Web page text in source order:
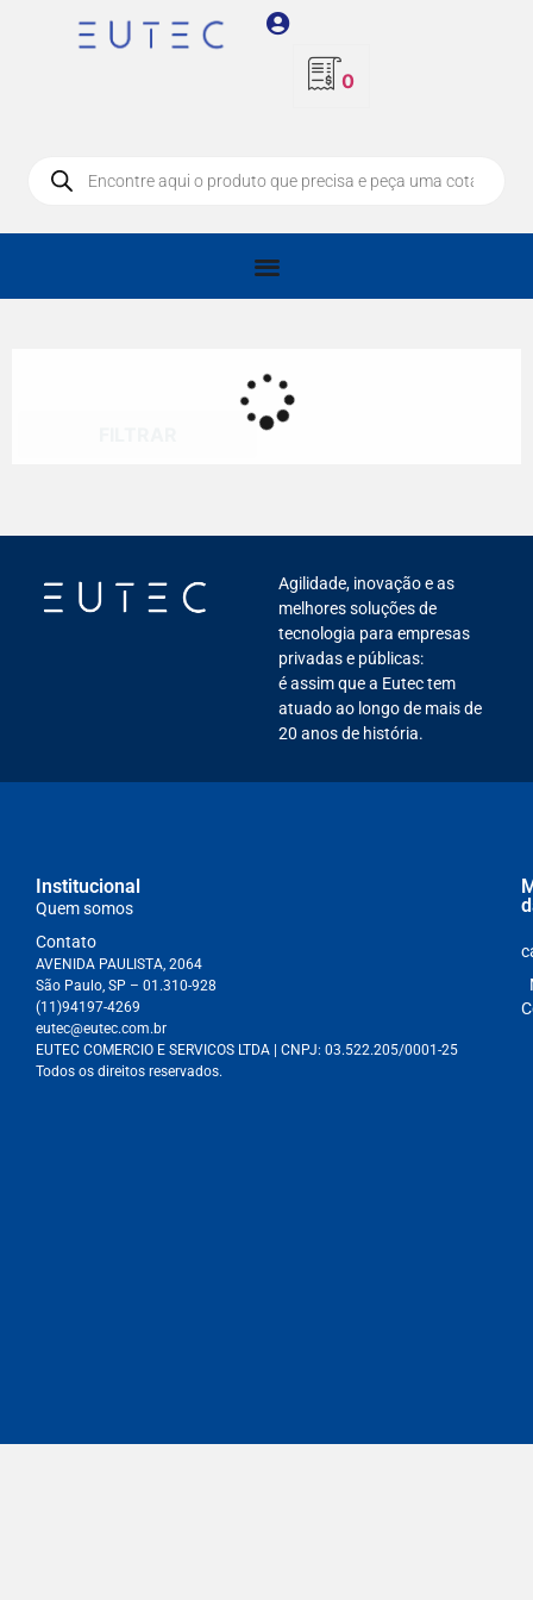
0
Agilidade, inovação e as
melhores soluções de
tecnologia para empresas
privadas e públicas:
é assim que a Eutec tem
atuado ao longo de mais de
20 anos de história.
Institucional
Quem somos
Contato
AVENIDA PAULISTA, 2064
São Paulo, SP – 01.310-928
(11)94197-4269
eutec@eutec.com.br
EUTEC COMERCIO E SERVICOS LTDA | CNPJ: 03.522.205/0001-25
Todos os direitos reservados.